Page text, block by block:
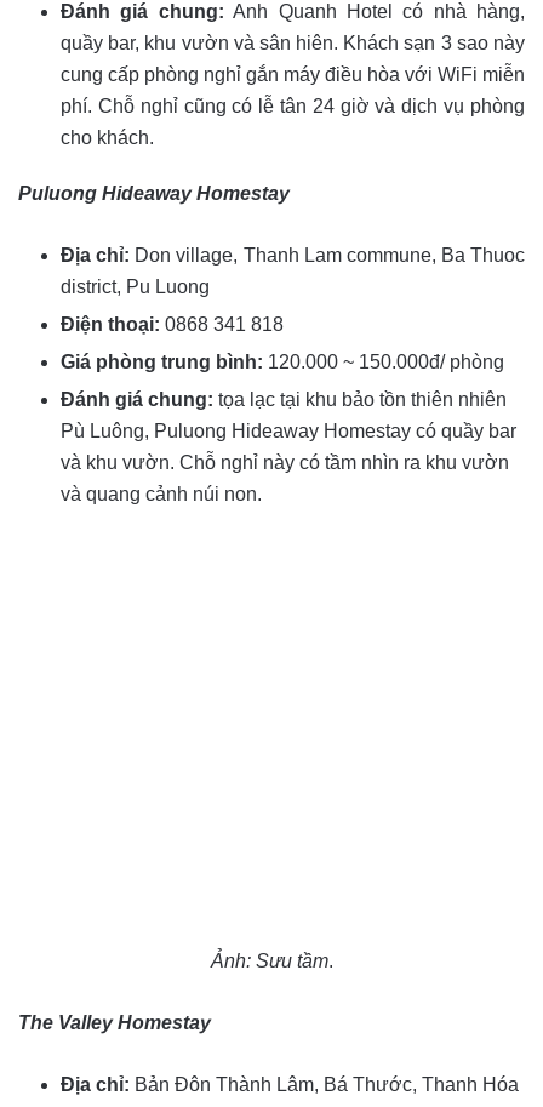
Đánh giá chung: Anh Quanh Hotel có nhà hàng,
quầy bar, khu vườn và sân hiên. Khách sạn 3 sao này
cung cấp phòng nghỉ gắn máy điều hòa với WiFi miễn
phí. Chỗ nghỉ cũng có lễ tân 24 giờ và dịch vụ phòng
cho khách.
Puluong Hideaway Homestay
Địa chỉ: Don village, Thanh Lam commune, Ba Thuoc
district, Pu Luong
Điện thoại: 0868 341 818
Giá phòng trung bình: 120.000 ~ 150.000đ/ phòng
Đánh giá chung: tọa lạc tại khu bảo tồn thiên nhiên
Pù Luông, Puluong Hideaway Homestay có quầy bar
và khu vườn. Chỗ nghỉ này có tầm nhìn ra khu vườn
và quang cảnh núi non.
Ảnh: Sưu tầm.
The Valley Homestay
Địa chỉ: Bản Đôn Thành Lâm, Bá Thước, Thanh Hóa